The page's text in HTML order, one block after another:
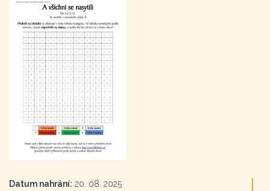
Datum nahrání: 20. 08. 2025